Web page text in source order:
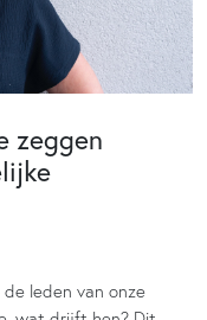
zeggen
leden van onze